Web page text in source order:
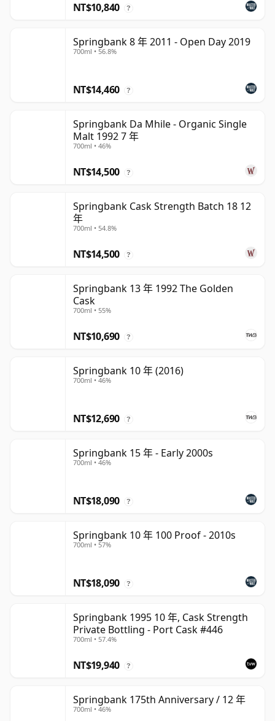
NT$10,840 ?
Springbank 8 年 2011 - Open Day 2019
700ml • 56.8%
NT$14,460 ?
Springbank Da Mhile - Organic Single
Malt 1992 7 年
700ml • 46%
NT$14,500 ?
Springbank Cask Strength Batch 18 12
年
700ml • 54.8%
NT$14,500 ?
Springbank 13 年 1992 The Golden
Cask
700ml • 55%
NT$10,690 ?
Springbank 10 年 (2016)
700ml • 46%
NT$12,690 ?
Springbank 15 年 - Early 2000s
700ml • 46%
NT$18,090 ?
Springbank 10 年 100 Proof - 2010s
700ml • 57%
NT$18,090 ?
Springbank 1995 10 年, Cask Strength
Private Bottling - Port Cask #446
700ml • 57.4%
NT$19,940 ?
Springbank 175th Anniversary / 12 年
700ml • 46%